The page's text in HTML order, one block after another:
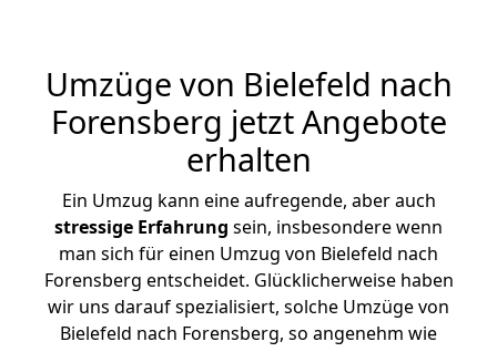
Umzüge von Bielefeld nach
Forensberg jetzt Angebote
erhalten
Ein Umzug kann eine aufregende, aber auch
stressige Erfahrung sein, insbesondere wenn
man sich für einen Umzug von Bielefeld nach
Forensberg entscheidet. Glücklicherweise haben
wir uns darauf spezialisiert, solche Umzüge von
Bielefeld nach Forensberg, so angenehm wie